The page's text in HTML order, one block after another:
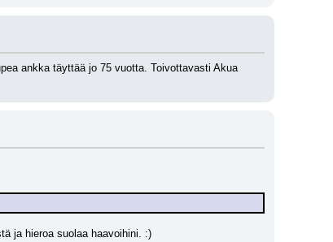
ankka täyttää jo 75 vuotta. Toivottavasti Akua
ja hieroa suolaa haavoihini. :)